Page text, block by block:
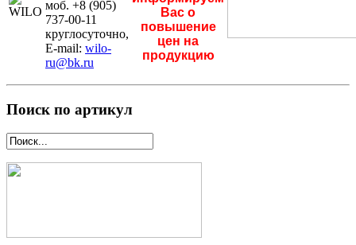
моб. +8 (905)
737-00-11
круглосуточно,
E-mail: wilo-
ru@bk.ru
Вас о
повышение
цен на
продукцию
Поиск по артикул